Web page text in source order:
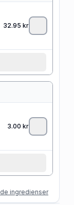
32.95 kr
3.00 kr
ingredienser